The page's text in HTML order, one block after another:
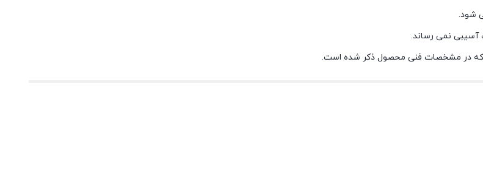
شود.
آسیبی نمی رساند.
که در مشخصات فنی محصول ذکر شده است.